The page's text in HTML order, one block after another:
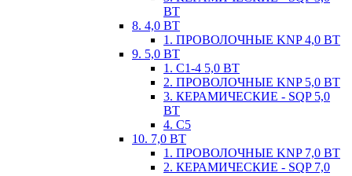
ВТ
8. 4,0 ВТ
1. ПРОВОЛОЧНЫЕ KNP 4,0 ВТ
9. 5,0 ВТ
1. С1-4 5,0 ВТ
2. ПРОВОЛОЧНЫЕ KNP 5,0 ВТ
3. КЕРАМИЧЕСКИЕ - SQP 5,0
ВТ
4. С5
10. 7,0 ВТ
1. ПРОВОЛОЧНЫЕ KNP 7,0 ВТ
2. КЕРАМИЧЕСКИЕ - SQP 7,0